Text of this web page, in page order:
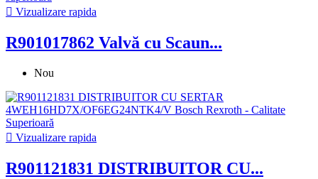
 Vizualizare rapida
R901017862 Valvă cu Scaun...
Nou
 Vizualizare rapida
R901121831 DISTRIBUITOR CU...